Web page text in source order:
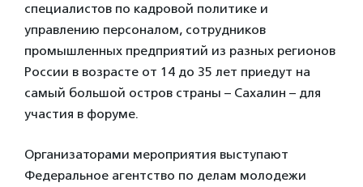
специалистов по кадровой политике и
управлению персоналом, сотрудников
промышленных предприятий из разных регионов
России в возрасте от 14 до 35 лет приедут на
самый большой остров страны – Сахалин – для
участия в форуме.
Организаторами мероприятия выступают
Федеральное агентство по делам молодежи